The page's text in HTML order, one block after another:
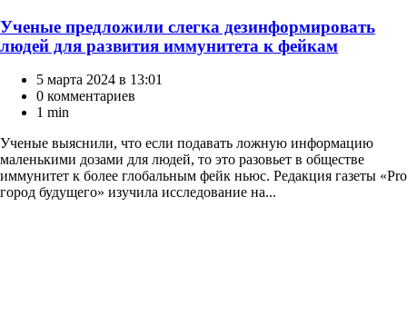
Ученые предложили слегка дезинформировать
людей для развития иммунитета к фейкам
5 марта 2024 в 13:01
0 комментариев
1 min
Ученые выяснили, что если подавать ложную информацию
маленькими дозами для людей, то это разовьет в обществе
иммунитет к более глобальным фейк ньюс. Редакция газеты «Pro
город будущего» изучила исследование на...